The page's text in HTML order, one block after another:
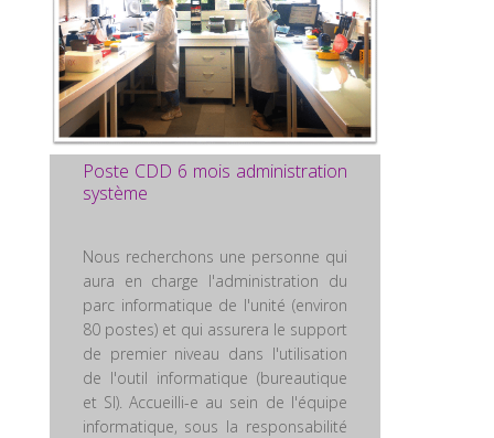
Poste CDD 6 mois administration
système
Nous recherchons une personne qui
aura en charge l'administration du
parc informatique de l'unité (environ
80 postes) et qui assurera le support
de premier niveau dans l'utilisation
de l'outil informatique (bureautique
et SI). Accueilli-e au sein de l'équipe
informatique, sous la responsabilité